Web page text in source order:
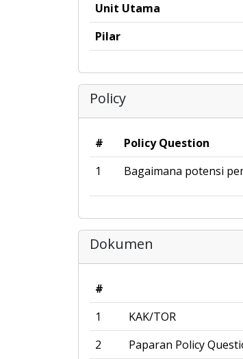
Unit Utama
Pilar
Policy
# Policy Question
1
Bagaimana potensi
Dokumen
#
1
KAK/TOR
2
Paparan Policy